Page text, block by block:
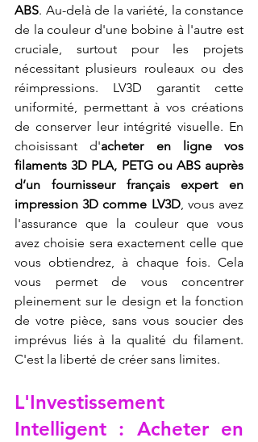
ABS. Au-delà de la variété, la constance
de la couleur d'une bobine à l'autre est
cruciale, surtout pour les projets
nécessitant plusieurs rouleaux ou des
réimpressions. LV3D garantit cette
uniformité, permettant à vos créations
de conserver leur intégrité visuelle. En
choisissant d'acheter en ligne vos
filaments 3D PLA, PETG ou ABS auprès
d’un fournisseur français expert en
impression 3D comme LV3D, vous avez
l'assurance que la couleur que vous
avez choisie sera exactement celle que
vous obtiendrez, à chaque fois. Cela
vous permet de vous concentrer
pleinement sur le design et la fonction
de votre pièce, sans vous soucier des
imprévus liés à la qualité du filament.
C'est la liberté de créer sans limites.
L'Investissement
Intelligent : Acheter en